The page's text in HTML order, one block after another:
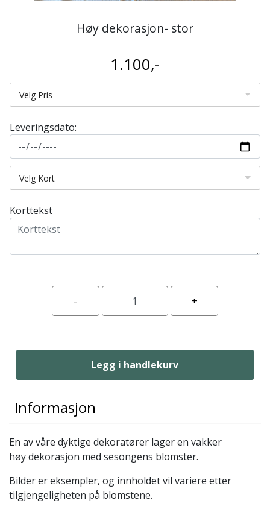
Høy dekorasjon- stor
1.100,-
Velg Pris
Leveringsdato:
Velg Kort
Korttekst
Legg i handlekurv
Informasjon
En av våre dyktige dekoratører lager en vakker
høy dekorasjon med sesongens blomster.
Bilder er eksempler, og innholdet vil variere etter
tilgjengeligheten på blomstene.